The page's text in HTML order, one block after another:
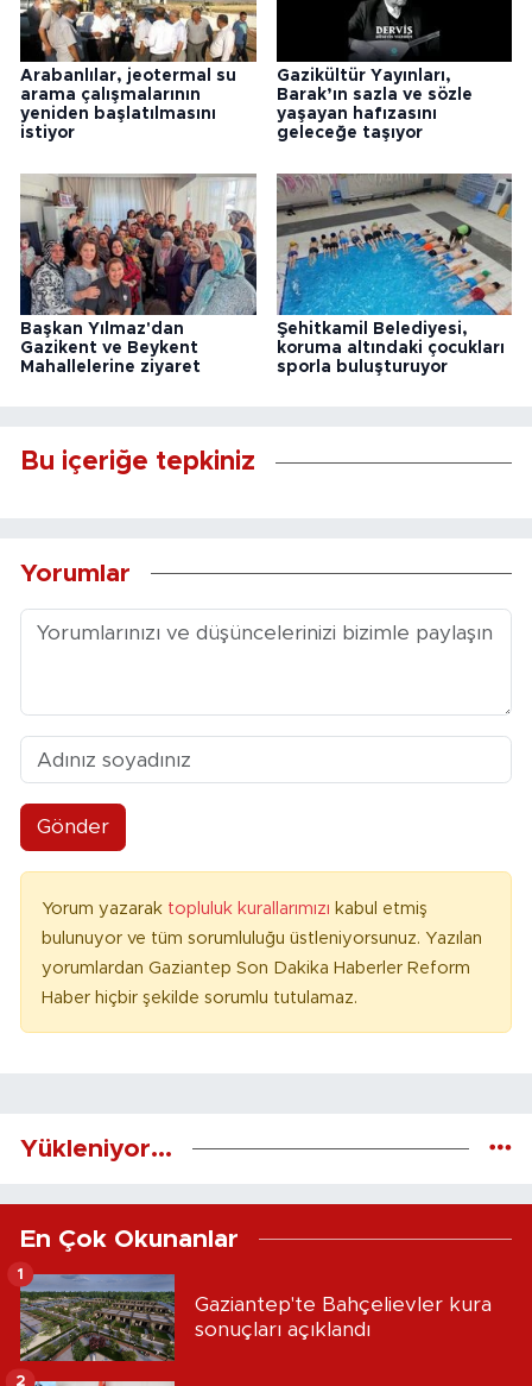
Arabanlılar, jeotermal su
arama çalışmalarının
yeniden başlatılmasını
istiyor
Gazikültür Yayınları,
Barak’ın sazla ve sözle
yaşayan hafızasını
geleceğe taşıyor
Başkan Yılmaz'dan
Gazikent ve Beykent
Mahallelerine ziyaret
Şehitkamil Belediyesi,
koruma altındaki çocukları
sporla buluşturuyor
Bu içeriğe tepkiniz
Yorumlar
Gönder
Yorum yazarak topluluk kurallarımızı kabul etmiş
bulunuyor ve tüm sorumluluğu üstleniyorsunuz. Yazılan
yorumlardan Gaziantep Son Dakika Haberler Reform
Haber hiçbir şekilde sorumlu tutulamaz.
Yükleniyor...
En Çok Okunanlar
Gaziantep'te Bahçelievler kura
sonuçları açıklandı
1
2